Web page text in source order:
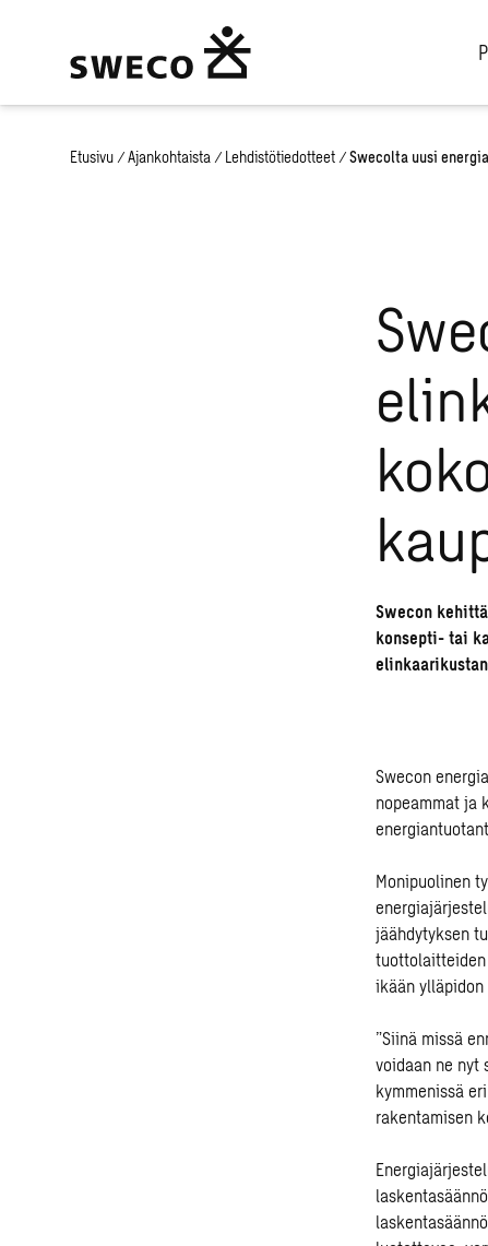
Etusivu / Ajankohtaista / Lehdistötiedotteet / Swecolta uusi
Swecon
konsepti- tai
Swecon
nopeammat ja
Monipuolinen
jäähdytyksen
ikään
”Siinä missä
voidaan ne nyt
kymmenissä
rakentamisen